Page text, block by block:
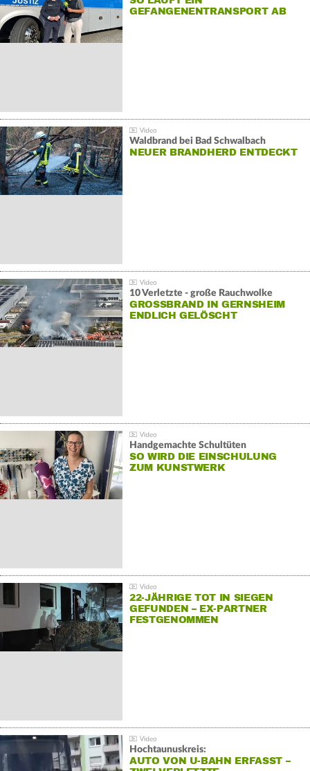
GEFANGENENTRANSPORT AB
Waldbrand bei Bad Schwalbach
NEUER BRANDHERD ENTDECKT
10 Verletzte - große Rauchwolke
GROSSBRAND IN GERNSHEIM E
NDLICH GELÖSCHT
Handgemachte Schultüten
SO WIRD DIE EINSCHULUNG
ZUM KUNSTWERK
22-JÄHRIGE TOT IN SIEGEN
GEFUNDEN – EX-PARTNER
FESTGENOMMEN
Hochtaunuskreis:
AUTO VON U-BAHN ERFASST –